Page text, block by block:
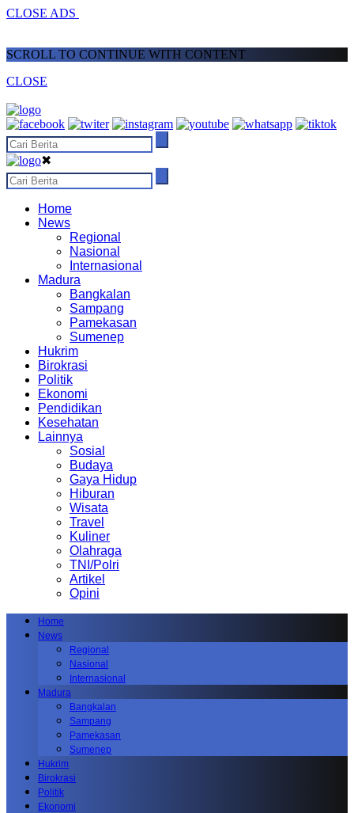
CLOSE ADS
SCROLL TO CONTINUE WITH CONTENT
CLOSE
✖
Home
News
Regional
Nasional
Internasional
Madura
Bangkalan
Sampang
Pamekasan
Sumenep
Hukrim
Birokrasi
Politik
Ekonomi
Pendidikan
Kesehatan
Lainnya
Sosial
Budaya
Gaya Hidup
Hiburan
Wisata
Travel
Kuliner
Olahraga
TNI/Polri
Artikel
Opini
Home
News
Regional
Nasional
Internasional
Madura
Bangkalan
Sampang
Pamekasan
Sumenep
Hukrim
Birokrasi
Politik
Ekonomi